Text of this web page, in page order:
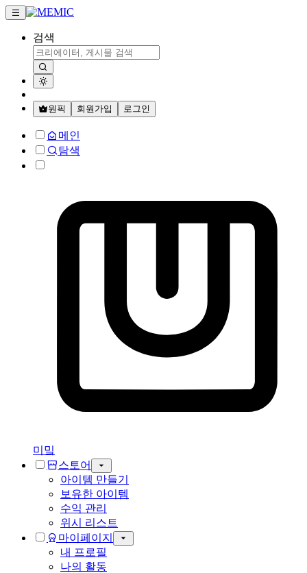
검색
원픽 회원가입 로그인
메인
탐색
미밐
스토어
아이템 만들기
보유한 아이템
수익 관리
위시 리스트
마이페이지
내 프로필
나의 활동